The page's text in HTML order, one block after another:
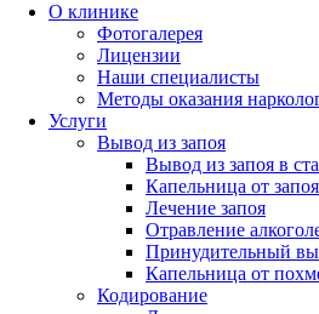
О клинике
Фотогалерея
Лицензии
Наши специалисты
Методы оказания
Услуги
Вывод из запоя
Вывод из запоя в
Капельница от запоя
Лечение запоя
Отравление
Принудительный
Капельница от
Кодирование